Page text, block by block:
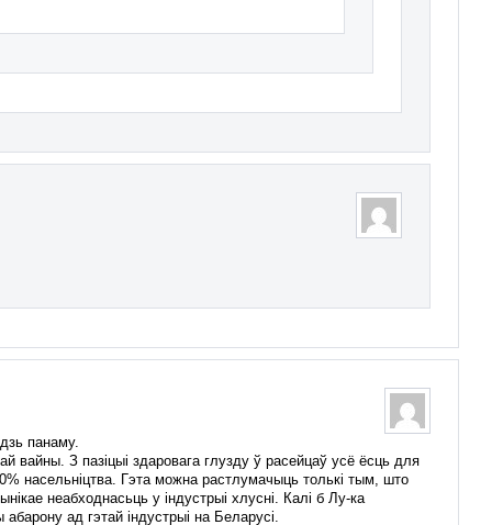
панаму.
вайны. З пазіцыі здаровага глузду ў расейцаў усё ёсць для
насельніцтва. Гэта можна растлумачыць толькі тым, што
неабходнасьць у індустрыі хлусні. Калі б Лу-ка
ад гэтай індустрыі на Беларусі.